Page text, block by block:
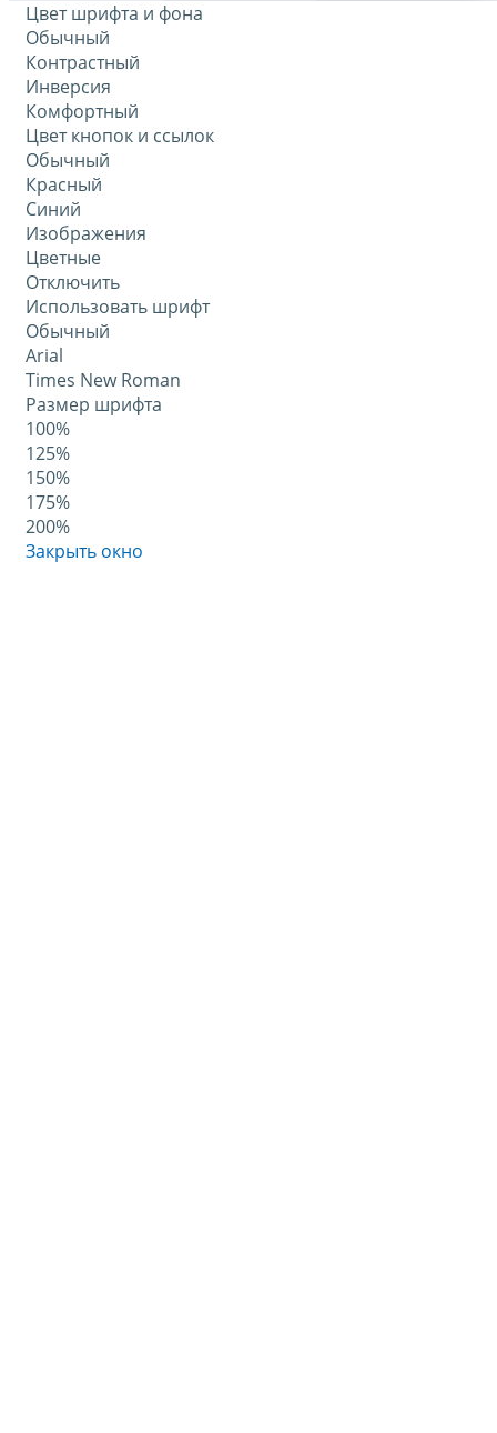
Цвет шрифта и фона
Обычный
Контрастный
Инверсия
Комфортный
Цвет кнопок и ссылок
Обычный
Красный
Синий
Изображения
Цветные
Отключить
Использовать шрифт
Обычный
Arial
Times New Roman
Размер шрифта
100%
125%
150%
175%
200%
Закрыть окно